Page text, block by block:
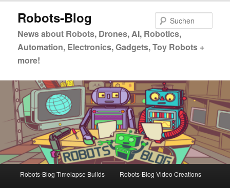
primären
springen
sekundären
springen
Robots-Blog
News about Robots, Drones, AI, Robotics,
Automation, Electronics, Gadgets, Toy Robots +
more!
Robots-Blog Timelapse Builds Robots-Blog Video Creations